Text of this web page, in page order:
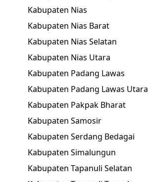
Kabupaten Nias
Kabupaten Nias Barat
Kabupaten Nias Selatan
Kabupaten Nias Utara
Kabupaten Padang Lawas
Kabupaten Padang Lawas Utara
Kabupaten Pakpak Bharat
Kabupaten Samosir
Kabupaten Serdang Bedagai
Kabupaten Simalungun
Kabupaten Tapanuli Selatan